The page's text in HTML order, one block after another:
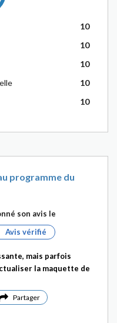
10
10
10
10
10
programme du
son avis le
Avis vérifié
mais parfois
la maquette de
Partager